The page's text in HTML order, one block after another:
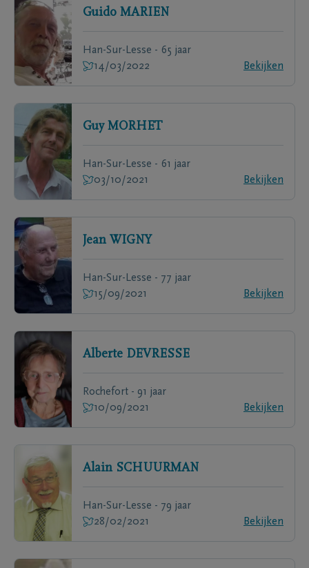
Guido MARIEN
Han-Sur-Lesse - 65 jaar
14/03/2022
Bekijken
Guy MORHET
Han-Sur-Lesse - 61 jaar
03/10/2021
Bekijken
Jean WIGNY
Han-Sur-Lesse - 77 jaar
15/09/2021
Bekijken
Alberte DEVRESSE
Rochefort - 91 jaar
10/09/2021
Bekijken
Alain SCHUURMAN
Han-Sur-Lesse - 79 jaar
28/02/2021
Bekijken